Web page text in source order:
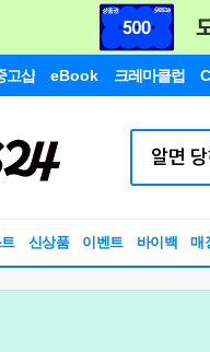
고샵 eBook 크레마클럽
신상품 이벤트 바이백 매